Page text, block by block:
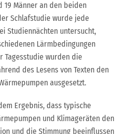
19 Männer an den beiden
Schlafstudie wurde jede
Studiennächten untersucht,
Lärmbedingungen
Tagesstudie wurden die
des Lesens von Texten den
ausgesetzt.
Ergebnis, dass typische
und Klimageräten den
und die Stimmung beeinflussen